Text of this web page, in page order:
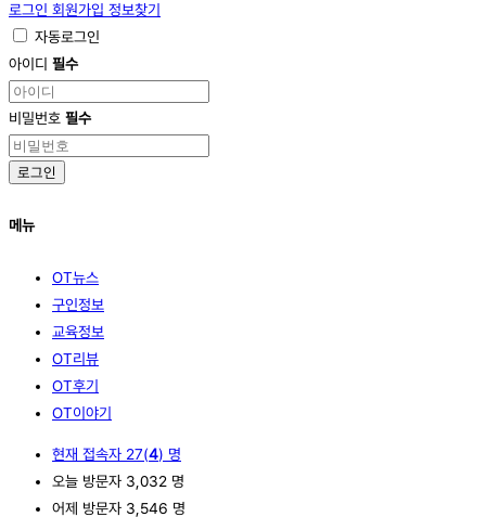
로그인 회원가입 정보찾기
자동로그인
아이디 필수
비밀번호 필수
로그인
메뉴
OT뉴스
구인정보
교육정보
OT리뷰
OT후기
OT이야기
현재 접속자 27(4) 명
오늘 방문자 3,032 명
어제 방문자 3,546 명